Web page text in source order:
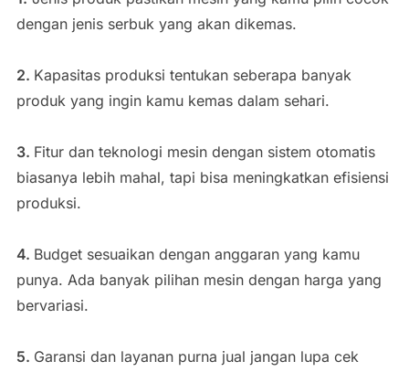
dengan jenis serbuk yang akan dikemas.
2. Kapasitas produksi tentukan seberapa banyak
produk yang ingin kamu kemas dalam sehari.
3. Fitur dan teknologi mesin dengan sistem otomatis
biasanya lebih mahal, tapi bisa meningkatkan efisiensi
produksi.
4. Budget sesuaikan dengan anggaran yang kamu
punya. Ada banyak pilihan mesin dengan harga yang
bervariasi.
5. Garansi dan layanan purna jual jangan lupa cek